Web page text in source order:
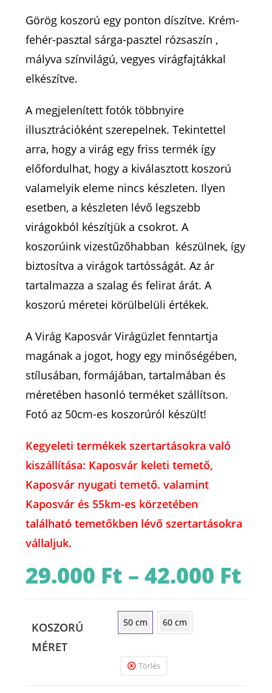
Görög koszorú egy ponton díszítve. Krém-
fehér-pasztal sárga-pasztel rózsaszín ,
mályva színvilágú, vegyes virágfajtákkal
elkészítve.
A megjelenített fotók többnyire
illusztrációként szerepelnek. Tekintettel
arra, hogy a virág egy friss termék így
előfordulhat, hogy a kiválasztott koszorú
valamelyik eleme nincs készleten. Ilyen
esetben, a készleten lévő legszebb
virágokból készítjük a csokrot. A
koszorúink vizestűzőhabban készülnek, így
biztosítva a virágok tartósságát. Az ár
tartalmazza a szalag és felirat árát. A
koszorú méretei körülbelüli értékek.
A Virág Kaposvár Virágüzlet fenntartja
magának a jogot, hogy egy minőségében,
stílusában, formájában, tartalmában és
méretében hasonló terméket szállítson.
Fotó az 50cm-es koszorúról készült!
Kegyeleti termékek szertartásokra való
kiszállítása: Kaposvár keleti temető,
Kaposvár nyugati temető. valamint
Kaposvár és 55km-es körzetében
található temetőkben lévő szertartásokra
vállaljuk.
29.000 Ft – 42.000 Ft
KOSZORÚ
MÉRET
50 cm 60 cm
Törlés